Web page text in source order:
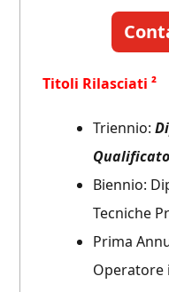
Titoli Rilasciati ²
Triennio:
Qualificato
Biennio:
Tecniche
Prima
Operatore